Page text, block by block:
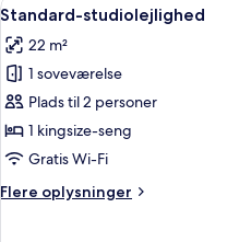
alle
billeder
af
Standard-
studiolejlighed
9
Standard-studiolejlighed
22 m²
1 soveværelse
Plads til 2 personer
1 kingsize-seng
Gratis Wi-Fi
Flere oplysninger
Flere